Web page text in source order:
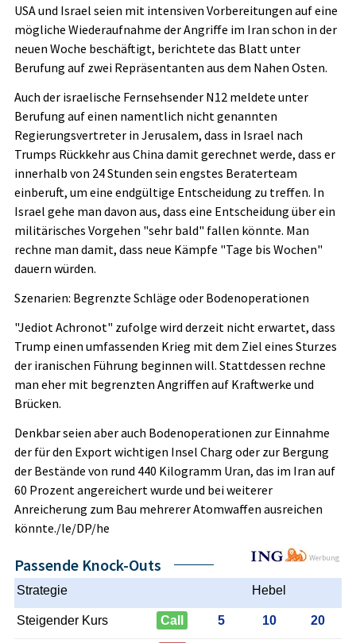
USA und Israel seien mit intensiven Vorbereitungen auf eine
mögliche Wiederaufnahme der Angriffe im Iran schon in der
neuen Woche beschäftigt, berichtete das Blatt unter
Berufung auf zwei Repräsentanten aus dem Nahen Osten.
Auch der israelische Fernsehsender N12 meldete unter
Berufung auf einen namentlich nicht genannten
Regierungsvertreter in Jerusalem, dass in Israel nach
Trumps Rückkehr aus China damit gerechnet werde, dass er
innerhalb von 24 Stunden sein engstes Beraterteam
einberuft, um eine endgültige Entscheidung zu treffen. In
Israel gehe man davon aus, dass eine Entscheidung über ein
militärisches Vorgehen "sehr bald" fallen könnte. Man
rechne man damit, dass neue Kämpfe "Tage bis Wochen"
dauern würden.
Szenarien: Begrenzte Schläge oder Bodenoperationen
"Jediot Achronot" zufolge wird derzeit nicht erwartet, dass
Trump einen umfassenden Krieg mit dem Ziel eines Sturzes
der iranischen Führung beginnen will. Stattdessen rechne
man eher mit begrenzten Angriffen auf Kraftwerke und
Brücken.
Denkbar seien aber auch Bodenoperationen zur Einnahme
der für den Export wichtigen Insel Charg oder zur Bergung
der Bestände von rund 440 Kilogramm Uran, das im Iran auf
60 Prozent angereichert wurde und bei weiterer
Anreicherung zum Bau mehrerer Atomwaffen ausreichen
könnte./le/DP/he
Werbung
Passende Knock-Outs
Strategie Hebel
Steigender Kurs Call 5 10 20